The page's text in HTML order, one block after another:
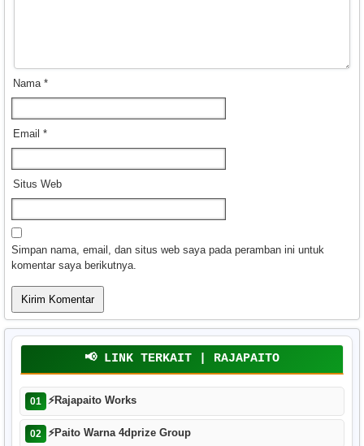
Nama *
Email *
Situs Web
Simpan nama, email, dan situs web saya pada peramban ini untuk
komentar saya berikutnya.
📢 LINK TERKAIT | RAJAPAITO
01 ⚡Rajapaito Works
02 ⚡Paito Warna 4dprize Group